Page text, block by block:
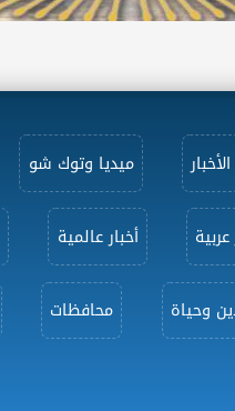
الأخبار ميديا وتوك شو
عربية أخبار عالمية
وحياة محافظات